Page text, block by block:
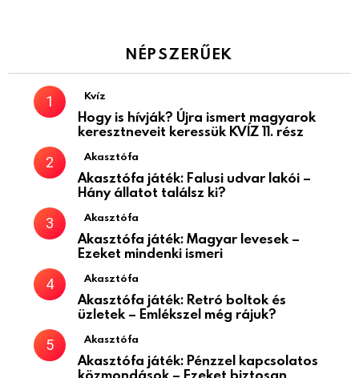
NÉPSZERŰEK
Kvíz
Hogy is hívják? Újra ismert magyarok
keresztneveit keressük KVÍZ 11. rész
Akasztófa
Akasztófa játék: Falusi udvar lakói –
Hány állatot találsz ki?
Akasztófa
Akasztófa játék: Magyar levesek –
Ezeket mindenki ismeri
Akasztófa
Akasztófa játék: Retró boltok és
üzletek – Emlékszel még rájuk?
Akasztófa
Akasztófa játék: Pénzzel kapcsolatos
közmondások – Ezeket biztosan